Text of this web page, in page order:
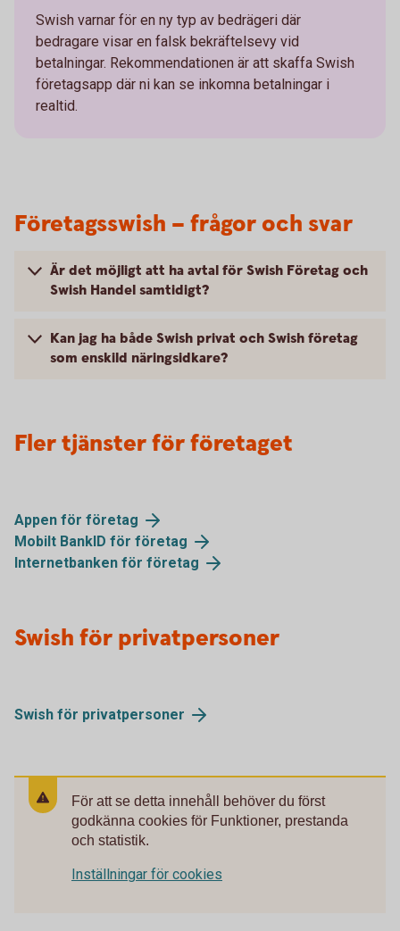
Swish varnar för en ny typ av bedrägeri där
bedragare visar en falsk bekräftelsevy vid
betalningar. Rekommendationen är att skaffa Swish
företagsapp där ni kan se inkomna betalningar i
realtid.
Företagsswish – frågor och svar
Är det möjligt att ha avtal för Swish Företag och
Swish Handel samtidigt?
Kan jag ha både Swish privat och Swish företag
som enskild näringsidkare?
Fler tjänster för företaget
Appen för företag
Mobilt BankID för företag
Internetbanken för företag
Swish för privatpersoner
Swish för privatpersoner
För att se detta innehåll behöver du först
godkänna cookies för Funktioner, prestanda
och statistik.
Inställningar för cookies